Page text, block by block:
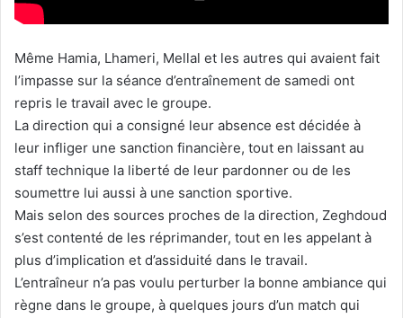
Même Hamia, Lhameri, Mellal et les autres qui avaient fait
l’impasse sur la séance d’entraînement de samedi ont
repris le travail avec le groupe.
La direction qui a consigné leur absence est décidée à
leur infliger une sanction financière, tout en laissant au
staff technique la liberté de leur pardonner ou de les
soumettre lui aussi à une sanction sportive.
Mais selon des sources proches de la direction, Zeghdoud
s’est contenté de les réprimander, tout en les appelant à
plus d’implication et d’assiduité dans le travail.
L’entraîneur n’a pas voulu perturber la bonne ambiance qui
règne dans le groupe, à quelques jours d’un match qui